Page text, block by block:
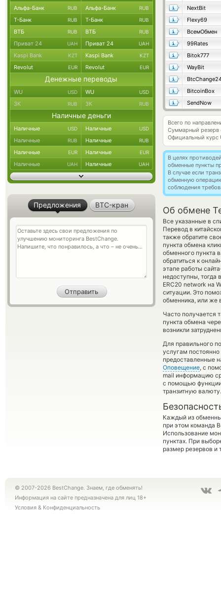
NextBit
Flexy69
ВсемОбмен
99Rates
Bitok777
WayBit
BitcoinBox
SendNow
Всего по
Суммарный резерв
Официальный курс
В целях
обменные пункты
В случае если
обменную
соблюдения
Об обмене
Все указанные в
Перевод в
также обратите
пункта обмена
обменного пункта
обратиться к
этапе работы
недоступны, тогда
ERC20 network на
ситуации. Это
обменника, или же
Часто получается
пункта обмена
возникли
Для правильного
услугам
предоставленные
Оповещение, с
mail информацию
с помощью
транзитную валюту.
Каждый из
при этом команда
Использование
пунктах. При
размер резервов и
Альфа-Банк RUB Альфа-Банк RUB
Т-Банк RUB Т-Банк RUB
ВТБ RUB ВТБ RUB
Приват 24 UAH Приват 24 UAH
Kaspi Bank KZT Kaspi Bank KZT
Revolut EUR Revolut EUR
Денежные переводы
WU USD WU USD
ЗК RUB ЗК RUB
Наличные деньги
Наличные USD Наличные USD
Наличные RUB Наличные RUB
Наличные EUR Наличные EUR
Наличные UAH Наличные UAH
Предложения BTC-кран
© 2007-2026 BestChange. Знаем, где обменять!
Информация на сайте предназначена для лиц 18+
Условия & Конфиденциальность